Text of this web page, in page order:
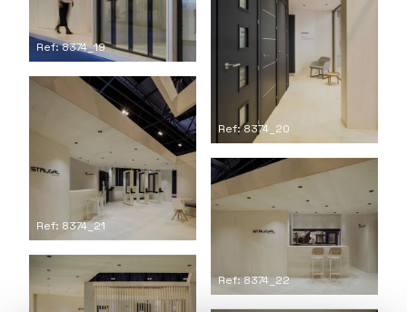
Ref: 8374_19
Ref: 8374_20
Ref: 8374_21
Ref: 8374_22